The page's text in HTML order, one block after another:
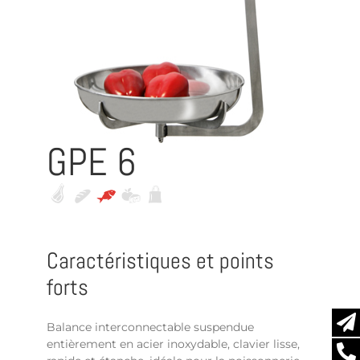
GPE 6
Caractéristiques et points
forts
Balance interconnectable suspendue
entièrement en acier inoxydable, clavier lisse,